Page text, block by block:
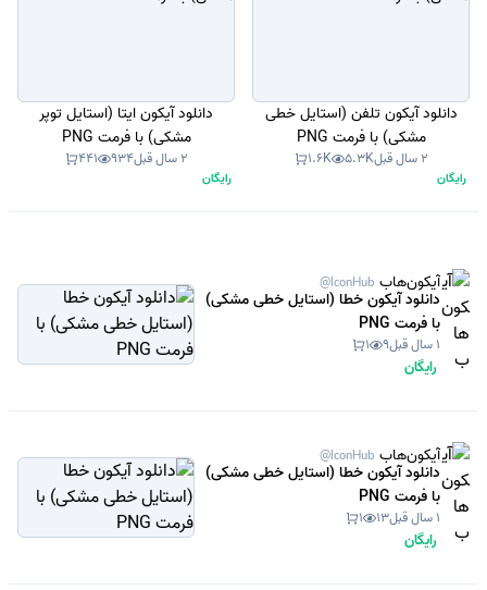
دانلود آیکون تلفن (استایل خطی
مشکی) با فرمت PNG
2 سال قبل 5.3K
1.6K
رایگان
دانلود آیکون ایتا (استایل توپر
مشکی) با فرمت PNG
2 سال قبل 934
441
رایگان
آیکون‌هاب @IconHub
دانلود آیکون خطا (استایل خطی مشکی)
با فرمت PNG
1 سال قبل 9
1
رایگان
آیکون‌هاب @IconHub
دانلود آیکون خطا (استایل خطی مشکی)
با فرمت PNG
1 سال قبل 13
1
رایگان